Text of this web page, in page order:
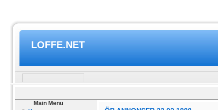
LOFFE.NET
Main Menu